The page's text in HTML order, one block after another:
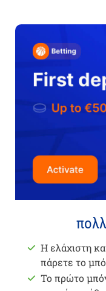
Η ελάχιστη
πάρετε το
Το πρώτο